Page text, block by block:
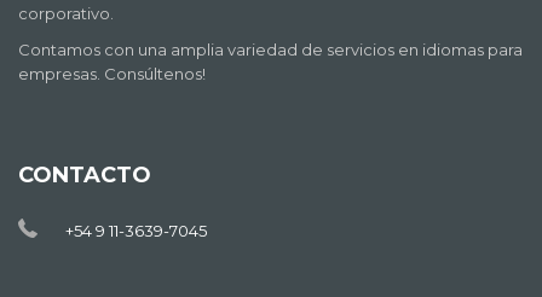
corporativo.
Contamos con una amplia variedad de servicios en idiomas para
empresas. Consúltenos!
CONTACTO
+54 9 11-3639-7045